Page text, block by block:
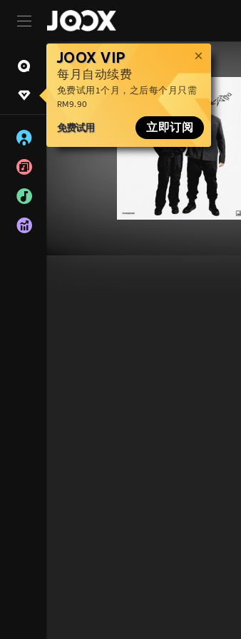
JOOX VIP
每月自动续费
免费试用1个月，之后每个月只需
RM9.90
免费试用 立即订阅